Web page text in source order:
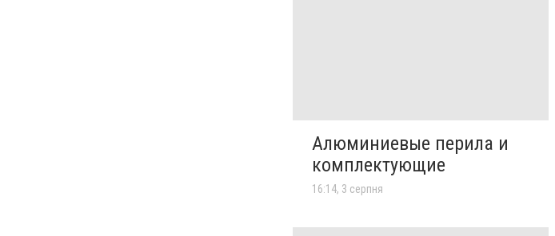
Алюминиевые перила и
комплектующие
16:14, 3 серпня